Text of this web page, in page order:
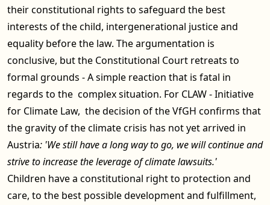
their constitutional rights to safeguard the best
interests of the child, intergenerational justice and
equality before the law. The argumentation is
conclusive, but the Constitutional Court retreats to
formal grounds - A simple reaction that is fatal in
regards to the complex situation. For CLAW - Initiative
for Climate Law, the decision of the VfGH confirms that
the gravity of the climate crisis has not yet arrived in
Austria: 'We still have a long way to go, we will continue and
strive to increase the leverage of climate lawsuits.'
Children have a constitutional right to protection and
care, to the best possible development and fulfillment,